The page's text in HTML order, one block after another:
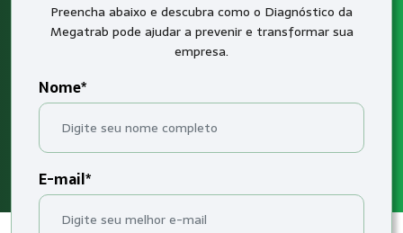
Preencha abaixo e descubra como o Diagnóstico da
Megatrab pode ajudar a prevenir e transformar sua
empresa.
Nome*
E-mail*